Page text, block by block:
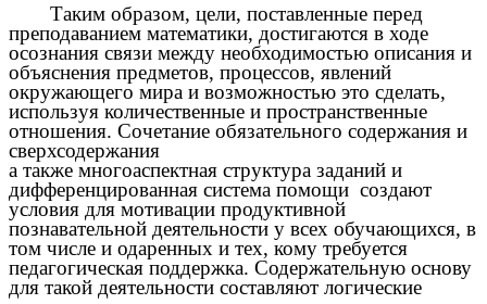
Таким образом, цели, поставленные перед
преподаванием математики, достигаются в ходе
осознания связи между необходимостью описания и
объяснения предметов, процессов, явлений
окружающего мира и возможностью это сделать,
используя количественные и пространственные
отношения. Сочетание обязательного содержания и
сверхсодержания
а также многоаспектная структура заданий и
дифференцированная система помощи создают
условия для мотивации продуктивной
познавательной деятельности у всех обучающихся, в
том числе и одаренных и тех, кому требуется
педагогическая поддержка. Содержательную основу
для такой деятельности составляют логические